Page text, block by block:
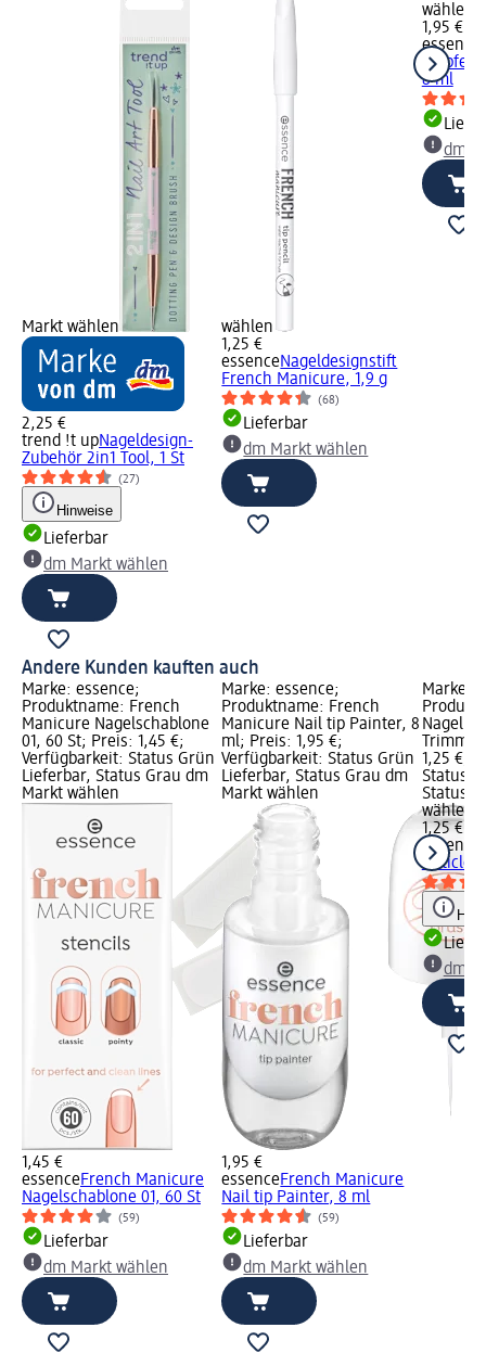
Markt wählen
2,25 €
trend !t upNageldesign-
Zubehör 2in1 Tool, 1 St
(27)
Hinweise
Lieferbar
dm Markt wählen
wählen
1,25 €
essenceNageldesignstift
French Manicure, 1,9 g
(68)
Lieferbar
dm Markt wählen
wählen
1,95 €
essence
8 ml
dm
Andere Kunden kauften auch
Marke: essence;
Produktname: French
Manicure Nagelschablone
01, 60 St; Preis: 1,45 €;
Verfügbarkeit: Status Grün
Lieferbar, Status Grau dm
Markt wählen
1,45 €
essenceFrench Manicure
Nagelschablone 01, 60 St
(59)
Lieferbar
dm Markt wählen
Marke: essence;
Produktname: French
Manicure Nail tip Painter, 8
ml; Preis: 1,95 €;
Verfügbarkeit: Status Grün
Lieferbar, Status Grau dm
Markt wählen
1,95 €
essenceFrench Manicure
Nail tip Painter, 8 ml
(59)
Lieferbar
dm Markt wählen
Marke:
1,25 €;
Status
Status
wählen
1,25 €
essence
Cuticle
dm